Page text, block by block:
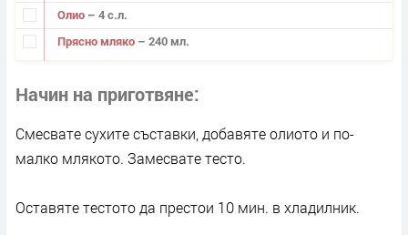
Олио – 4 с.л.
Прясно мляко – 240 мл.
Начин на приготвяне
Смесвате сухите съставки, добавяте олиото и по-
малко млякото. Замесвате тесто.
Оставяте тестото да престои 10 мин. в хладилник.